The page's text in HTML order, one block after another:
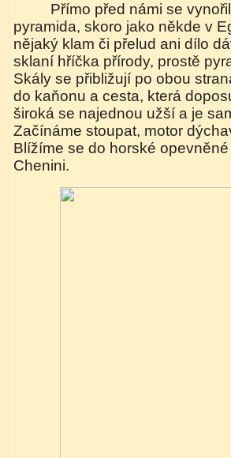
Přímo před námi se vynořila naprosto přesná
pyramida, skoro jako někde v
nějaký klam či přelud ani dílo
sklaní hříčka přírody, prostě
Skály se přibližují po obou
do kaňonu a cesta, která
široká se najednou užší a je
Začínáme stoupat, motor
Blížíme se do horské
Chenini.